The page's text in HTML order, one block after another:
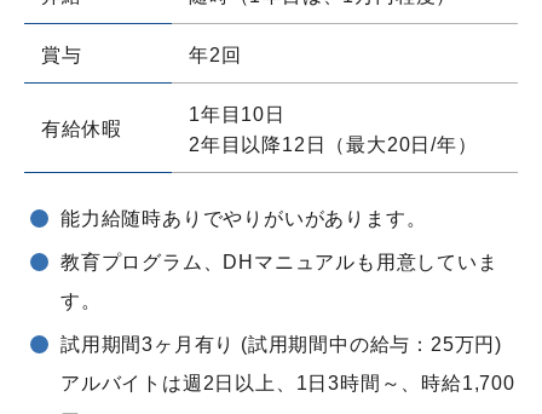
賞与 年2回
有給休暇
1年目10日
2年目以降12日（最大20日/年）
能力給随時ありでやりがいがあります。
教育プログラム、DHマニュアルも用意していま
す。
試用期間3ヶ月有り (試用期間中の給与：25万円)
アルバイトは週2日以上、1日3時間～、時給1,700